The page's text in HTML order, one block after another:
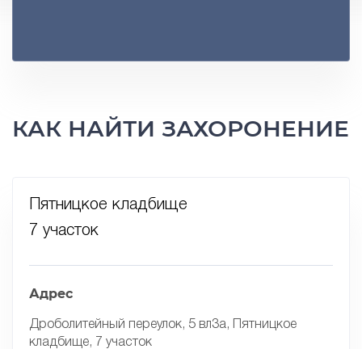
КАК НАЙТИ ЗАХОРОНЕНИЕ
Пятницкое кладбище
7 участок
Адрес
Дроболитейный переулок, 5 вл3а, Пятницкое
кладбище, 7 участок